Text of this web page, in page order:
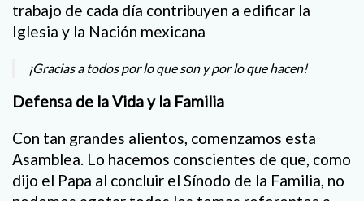
trabajo de cada día contribuyen a edificar la
Iglesia y la Nación mexicana
¡Gracias a todos por lo que son y por lo que hacen!
Defensa de la Vida y la Familia
Con tan grandes alientos, comenzamos esta
Asamblea. Lo hacemos conscientes de que, como
dijo el Papa al concluir el Sínodo de la Familia, no